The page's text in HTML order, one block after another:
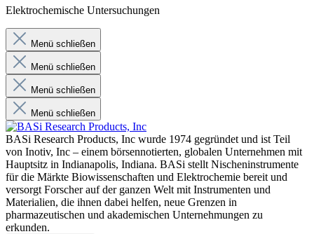
Elektrochemische Untersuchungen
Menü schließen
Menü schließen
Menü schließen
Menü schließen
BASi Research Products, Inc wurde 1974 gegründet und ist Teil
von Inotiv, Inc – einem börsennotierten, globalen Unternehmen mit
Hauptsitz in Indianapolis, Indiana. BASi stellt Nischeninstrumente
für die Märkte Biowissenschaften und Elektrochemie bereit und
versorgt Forscher auf der ganzen Welt mit Instrumenten und
Materialien, die ihnen dabei helfen, neue Grenzen in
pharmazeutischen und akademischen Unternehmungen zu
erkunden.